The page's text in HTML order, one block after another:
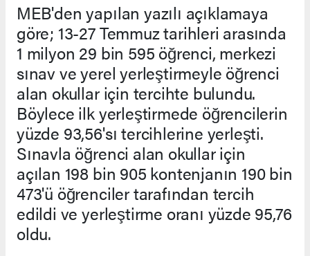
MEB'den yapılan yazılı açıklamaya
göre; 13-27 Temmuz tarihleri arasında
1 milyon 29 bin 595 öğrenci, merkezi
sınav ve yerel yerleştirmeyle öğrenci
alan okullar için tercihte bulundu.
Böylece ilk yerleştirmede öğrencilerin
yüzde 93,56'sı tercihlerine yerleşti.
Sınavla öğrenci alan okullar için
açılan 198 bin 905 kontenjanın 190 bin
473'ü öğrenciler tarafından tercih
edildi ve yerleştirme oranı yüzde 95,76
oldu.